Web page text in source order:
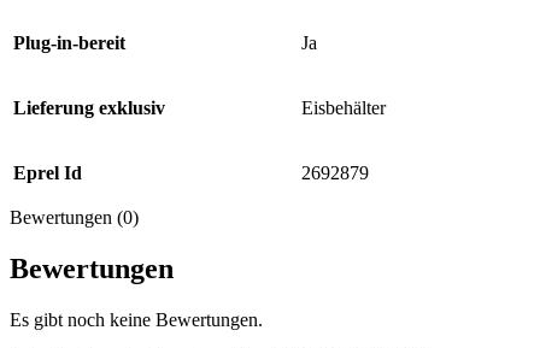
Plug-in-bereit Ja
Lieferung exklusiv Eisbehälter
Eprel Id 2692879
Bewertungen (0)
Bewertungen
Es gibt noch keine Bewertungen.